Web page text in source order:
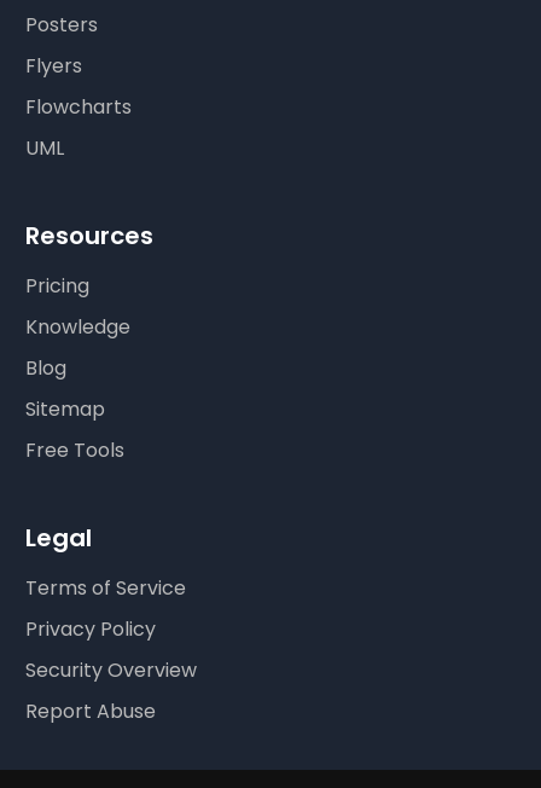
Posters
Flyers
Flowcharts
UML
Resources
Pricing
Knowledge
Blog
Sitemap
Free Tools
Legal
Terms of Service
Privacy Policy
Security Overview
Report Abuse